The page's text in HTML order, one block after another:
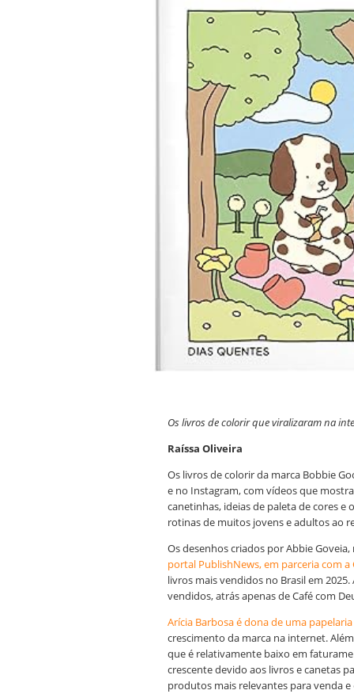
Os livros de colorir que viralizaram na
Raíssa Oliveira
Os livros de colorir da marca Bobbie
e no Instagram, com vídeos que
canetinhas, ideias de paleta de cores
rotinas de muitos jovens e adultos ao
Os desenhos criados por Abbie
portal PublishNews, em parceria com
livros mais vendidos no Brasil em
vendidos, atrás apenas de Café com
Arícia Barbosa é dona de uma papelaria
crescimento da marca na internet.
que é relativamente baixo em
crescente devido aos livros e canetas
produtos mais relevantes para venda